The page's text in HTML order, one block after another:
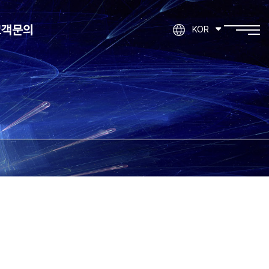
문의
품문의
타문의
KOR